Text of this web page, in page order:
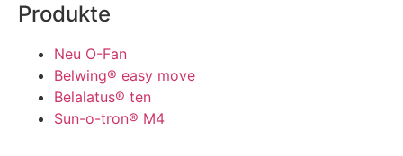
Produkte
Neu O-Fan
Belwing® easy move
Belalatus® ten
Sun-o-tron® M4